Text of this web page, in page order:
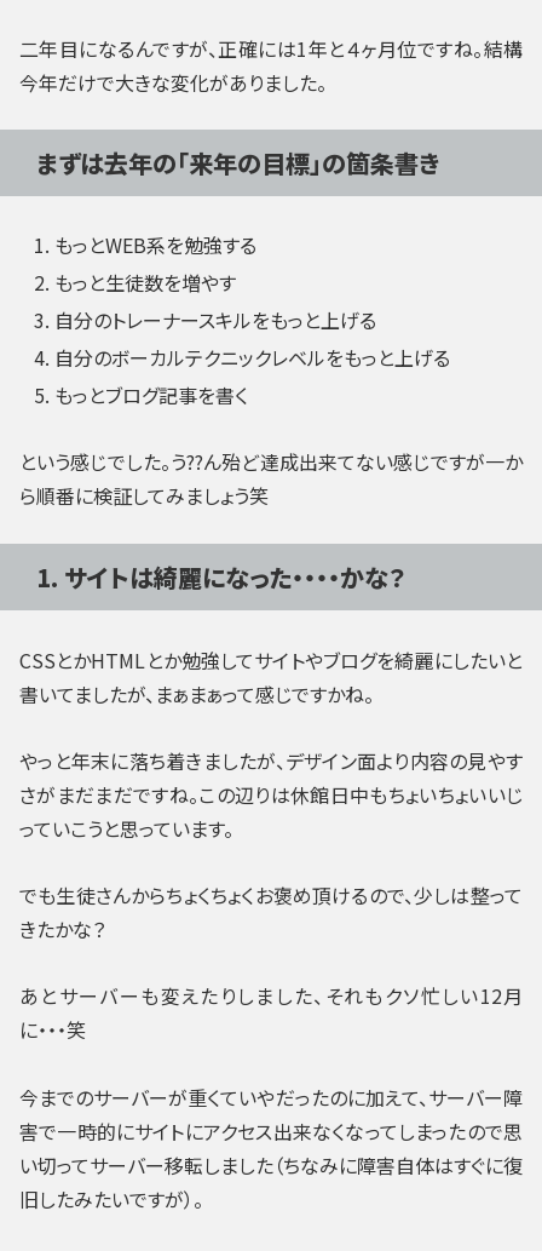
二年目になるんですが、正確には1年と４ヶ月位ですね。結構
今年だけで大きな変化がありました。
まずは去年の「来年の目標」の箇条書き
もっとWEB系を勉強する
もっと生徒数を増やす
自分のトレーナースキルをもっと上げる
自分のボーカルテクニックレベルをもっと上げる
もっとブログ記事を書く
という感じでした。う??ん殆ど達成出来てない感じですが一か
ら順番に検証してみましょう笑
1. サイトは綺麗になった・・・・かな？
CSSとかHTMLとか勉強してサイトやブログを綺麗にしたいと
書いてましたが、まぁまぁって感じですかね。
やっと年末に落ち着きましたが、デザイン面より内容の見やす
さがまだまだですね。この辺りは休館日中もちょいちょいいじ
っていこうと思っています。
でも生徒さんからちょくちょくお褒め頂けるので、少しは整って
きたかな？
あとサーバーも変えたりしました、それもクソ忙しい12月
に・・・笑
今までのサーバーが重くていやだったのに加えて、サーバー障
害で一時的にサイトにアクセス出来なくなってしまったので思
い切ってサーバー移転しました（ちなみに障害自体はすぐに復
旧したみたいですが）。